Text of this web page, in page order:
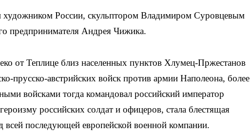
России, скульптором Владимиром Суровцевым
предпринимателя Андрея Чижика.
от Теплице близ населенных пунктов Хлумец-Пржестанов
прусско-австрийских войск против армии Наполеона, более
войсками тогда командовал российский император
российских солдат и офицеров, стала блестящая
последующей европейской военной компании.